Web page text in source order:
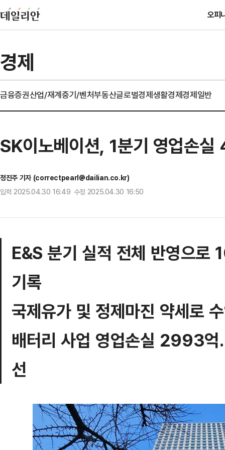
오피
경제
금융증권산업/재계중기/벤처부동산글로벌경제생활경제경제일반
SK이노베이션, 1분기 영업손
정진주 기자 (correctpearl@dailian.co.kr)
입력 2025.04.30 16:49 수정 2025.04.30 16:50
E&S 분기 실적 전체 반영으로
기록
국제유가 및 정제마진 약세로
배터리 사업 영업손실 2993
선